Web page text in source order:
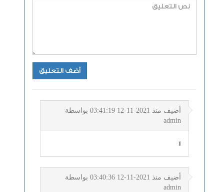
أضيف منذ 2021-11-12 03:41:19 بواسطة
admin
أضيف منذ 2021-11-12 03:40:36 بواسطة
admin